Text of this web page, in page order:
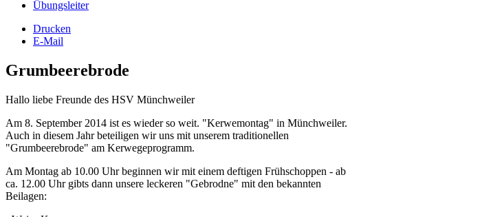
Übungsleiter
Drucken
E-Mail
Grumbeerebrode
Hallo liebe Freunde des HSV Münchweiler
Am 8. September 2014 ist es wieder so weit. "Kerwemontag" in Münchweiler.
Auch in diesem Jahr beteiligen wir uns mit unserem traditionellen
"Grumbeerebrode" am Kerwegeprogramm.
Am Montag ab 10.00 Uhr beginnen wir mit einem deftigen Frühschoppen - ab
ca. 12.00 Uhr gibts dann unsere leckeren "Gebrodne" mit den bekannten
Beilagen: